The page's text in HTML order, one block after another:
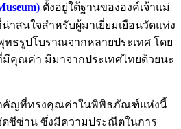
ตั้งอยู่ใต้ฐานขององค์เจ้าแม่
าสนใจสำหรับผู้มาเยี่ยมเยือนวัดแห่ง
ธรูปโบราณจากหลายประเทศ โดย
มีคุณค่า มีมาจากประเทศไทยด้วยนะ
คัญที่ทรงคุณค่าในพิพิธภัณฑ์แห่งนี้
ดซีซ่าน ซึ่งมีความประณีตในการ